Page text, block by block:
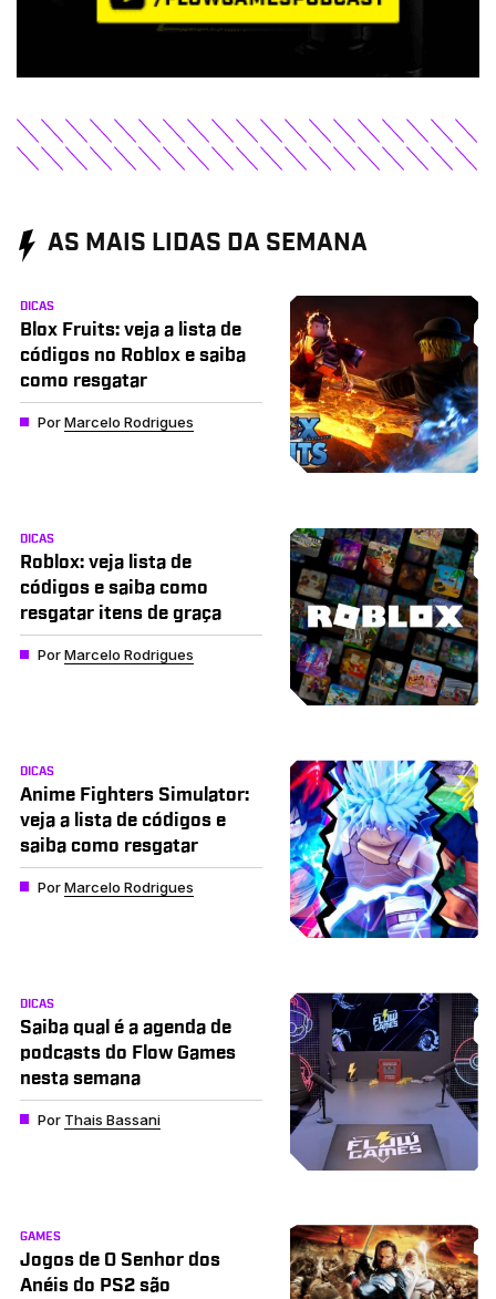
AS MAIS LIDAS DA SEMANA
DICAS
Blox Fruits: veja a lista de
códigos no Roblox e saiba
como resgatar
PorMarcelo Rodrigues
DICAS
Roblox: veja lista de
códigos e saiba como
resgatar itens de graça
PorMarcelo Rodrigues
DICAS
Anime Fighters Simulator:
veja a lista de códigos e
saiba como resgatar
PorMarcelo Rodrigues
DICAS
Saiba qual é a agenda de
podcasts do Flow Games
nesta semana
Por Thais Bassani
GAMES
Jogos de O Senhor dos
Anéis do PS2 são